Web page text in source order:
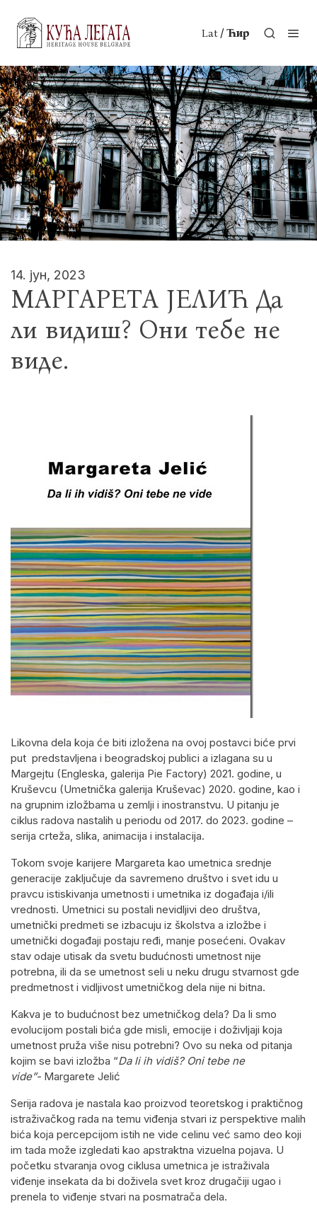
Lat /Ћир
14. јун, 2023
МАРГАРЕТА ЈЕЛИЋ Да
ли видиш? Они тебе не
виде.
Likovna dela koja će biti izložena na ovoj postavci biće prvi
put predstavljena i beogradskoj publici a izlagana su u
Margejtu (Engleska, galerija Pie Factory) 2021. godine, u
Kruševcu (Umetnička galerija Kruševac) 2020. godine, kao i
na grupnim izložbama u zemlji i inostranstvu. U pitanju je
ciklus radova nastalih u periodu od 2017. do 2023. godine –
serija crteža, slika, animacija i instalacija.
Tokom svoje karijere Margareta kao umetnica srednje
generacije zaključuje da savremeno društvo i svet idu u
pravcu istiskivanja umetnosti i umetnika iz događaja i/ili
vrednosti. Umetnici su postali nevidljivi deo društva,
umetnički predmeti se izbacuju iz školstva a izložbe i
umetnički događaji postaju ređi, manje posećeni. Ovakav
stav odaje utisak da svetu budućnosti umetnost nije
potrebna, ili da se umetnost seli u neku drugu stvarnost gde
predmetnost i vidljivost umetničkog dela nije ni bitna.
Kakva je to budućnost bez umetničkog dela? Da li smo
evolucijom postali bića gde misli, emocije i doživljaji koja
umetnost pruža više nisu potrebni? Ovo su neka od pitanja
kojim se bavi izložba “Da li ih vidiš? Oni tebe ne
vide”- Margarete Jelić
Serija radova je nastala kao proizvod teoretskog i praktičnog
istraživačkog rada na temu viđenja stvari iz perspektive malih
bića koja percepcijom istih ne vide celinu već samo deo koji
im tada može izgledati kao apstraktna vizuelna pojava. U
početku stvaranja ovog ciklusa umetnica je istraživala
viđenje insekata da bi doživela svet kroz drugačiji ugao i
prenela to viđenje stvari na posmatrača dela.